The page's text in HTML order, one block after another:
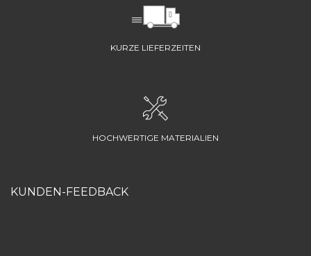
KURZE LIEFERZEITEN
HOCHWERTIGE MATERIALIEN
KUNDEN-FEEDBACK